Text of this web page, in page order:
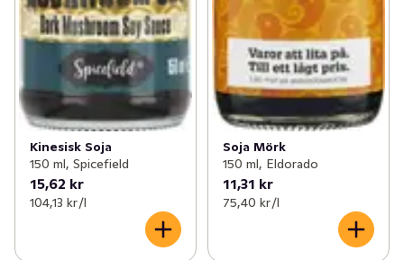
Kinesisk Soja
150 ml, Spicefield
15,62 kr
104,13 kr /l
Soja Mörk
150 ml, Eldorado
11,31 kr
75,40 kr /l